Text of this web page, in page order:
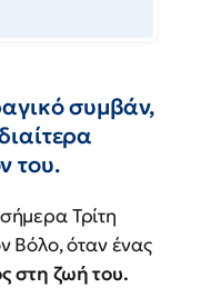
συμβάν,
του.
Τρίτη
Βόλο, όταν ένας
στη ζωή του.